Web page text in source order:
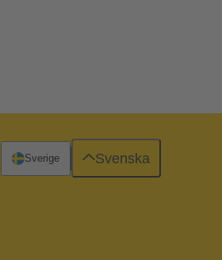
Sverige Svenska